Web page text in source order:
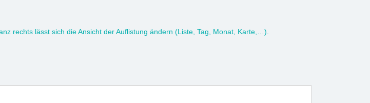
rechts lässt sich die Ansicht der Auflistung ändern (Liste, Tag, Monat, Karte,…).